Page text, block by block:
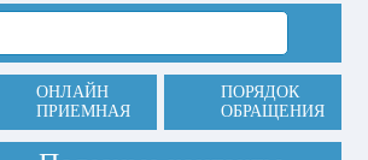
ОНЛАЙН
ПРИЕМНАЯ
ПОРЯДОК
ОБРАЩЕНИЯ